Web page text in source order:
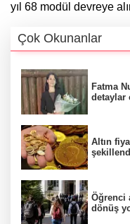
yıl 68 modül devreye
Çok Okunanlar
Fatma
detaylar
Altın
Öğrenci
dönüş